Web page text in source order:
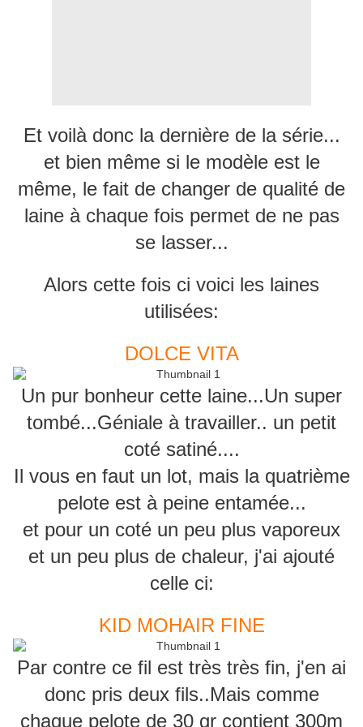
Et voilà donc la dernière de la série...
et bien même si le modèle est le
même, le fait de changer de qualité de
laine à chaque fois permet de ne pas
se lasser...
Alors cette fois ci voici les laines
utilisées:
DOLCE VITA
Un pur bonheur cette laine...Un super
tombé...Géniale à travailler.. un petit
coté satiné....
Il vous en faut un lot, mais la quatrième
pelote est à peine entamée...
et pour un coté un peu plus vaporeux
et un peu plus de chaleur, j'ai ajouté
celle ci:
KID MOHAIR FINE
Par contre ce fil est très très fin, j'en ai
donc pris deux fils..Mais comme
chaque pelote de 30 gr contient 300m